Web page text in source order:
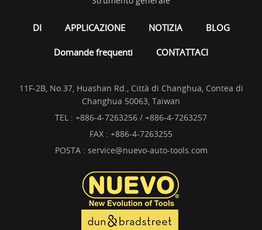
DI APPLICAZIONE NOTIZIA BLOG
Domande frequenti CONTATTACI
11F-2B, No.37, Huashan Rd., Città di Changhua, Contea di
Changhua 50063, Taiwan
TEL : +886-4-7263256 / +886-4-7263257
FAX : +886-4-7263255
POSTA : service@nuevo-auto-tools.com